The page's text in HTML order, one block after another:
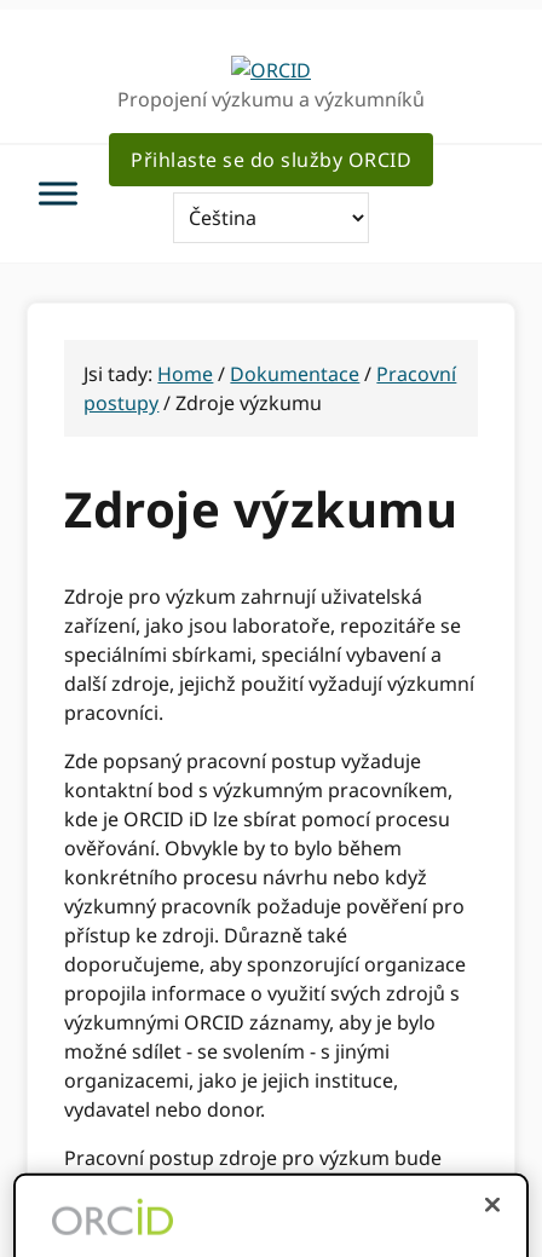
Propojení výzkumu a výzkumníků
Přihlaste se do služby ORCID
Jsi tady: Home/ Dokumentace/ Pracovní
postupy/Zdroje výzkumu
Zdroje výzkumu
Zdroje pro výzkum zahrnují uživatelská
zařízení, jako jsou laboratoře, repozitáře se
speciálními sbírkami, speciální vybavení a
další zdroje, jejichž použití vyžadují výzkumní
pracovníci.
Zde popsaný pracovní postup vyžaduje
kontaktní bod s výzkumným pracovníkem,
kde je ORCID iD lze sbírat pomocí procesu
ověřování. Obvykle by to bylo během
konkrétního procesu návrhu nebo když
výzkumný pracovník požaduje pověření pro
přístup ke zdroji. Důrazně také
doporučujeme, aby sponzorující organizace
propojila informace o využití svých zdrojů s
výzkumnými ORCID záznamy, aby je bylo
možné sdílet - se svolením - s jinými
organizacemi, jako je jejich instituce,
vydavatel nebo donor.
Pracovní postup zdroje pro výzkum bude
může lišit v závislosti na konkrétním případu